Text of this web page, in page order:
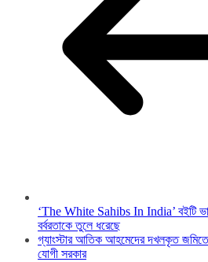
‘The White Sahibs In India’ বইটি
বর্বরতাকে তুলে ধরেছে
গ্যাংস্টার আতিক আহমেদের দখলকৃত জমিতে
যোগী সরকার